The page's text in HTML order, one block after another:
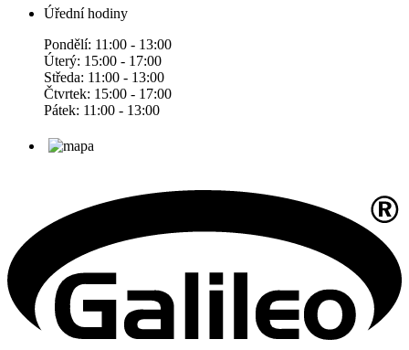
Úřední hodiny
Pondělí: 11:00 - 13:00
Úterý: 15:00 - 17:00
Středa: 11:00 - 13:00
Čtvrtek: 15:00 - 17:00
Pátek: 11:00 - 13:00